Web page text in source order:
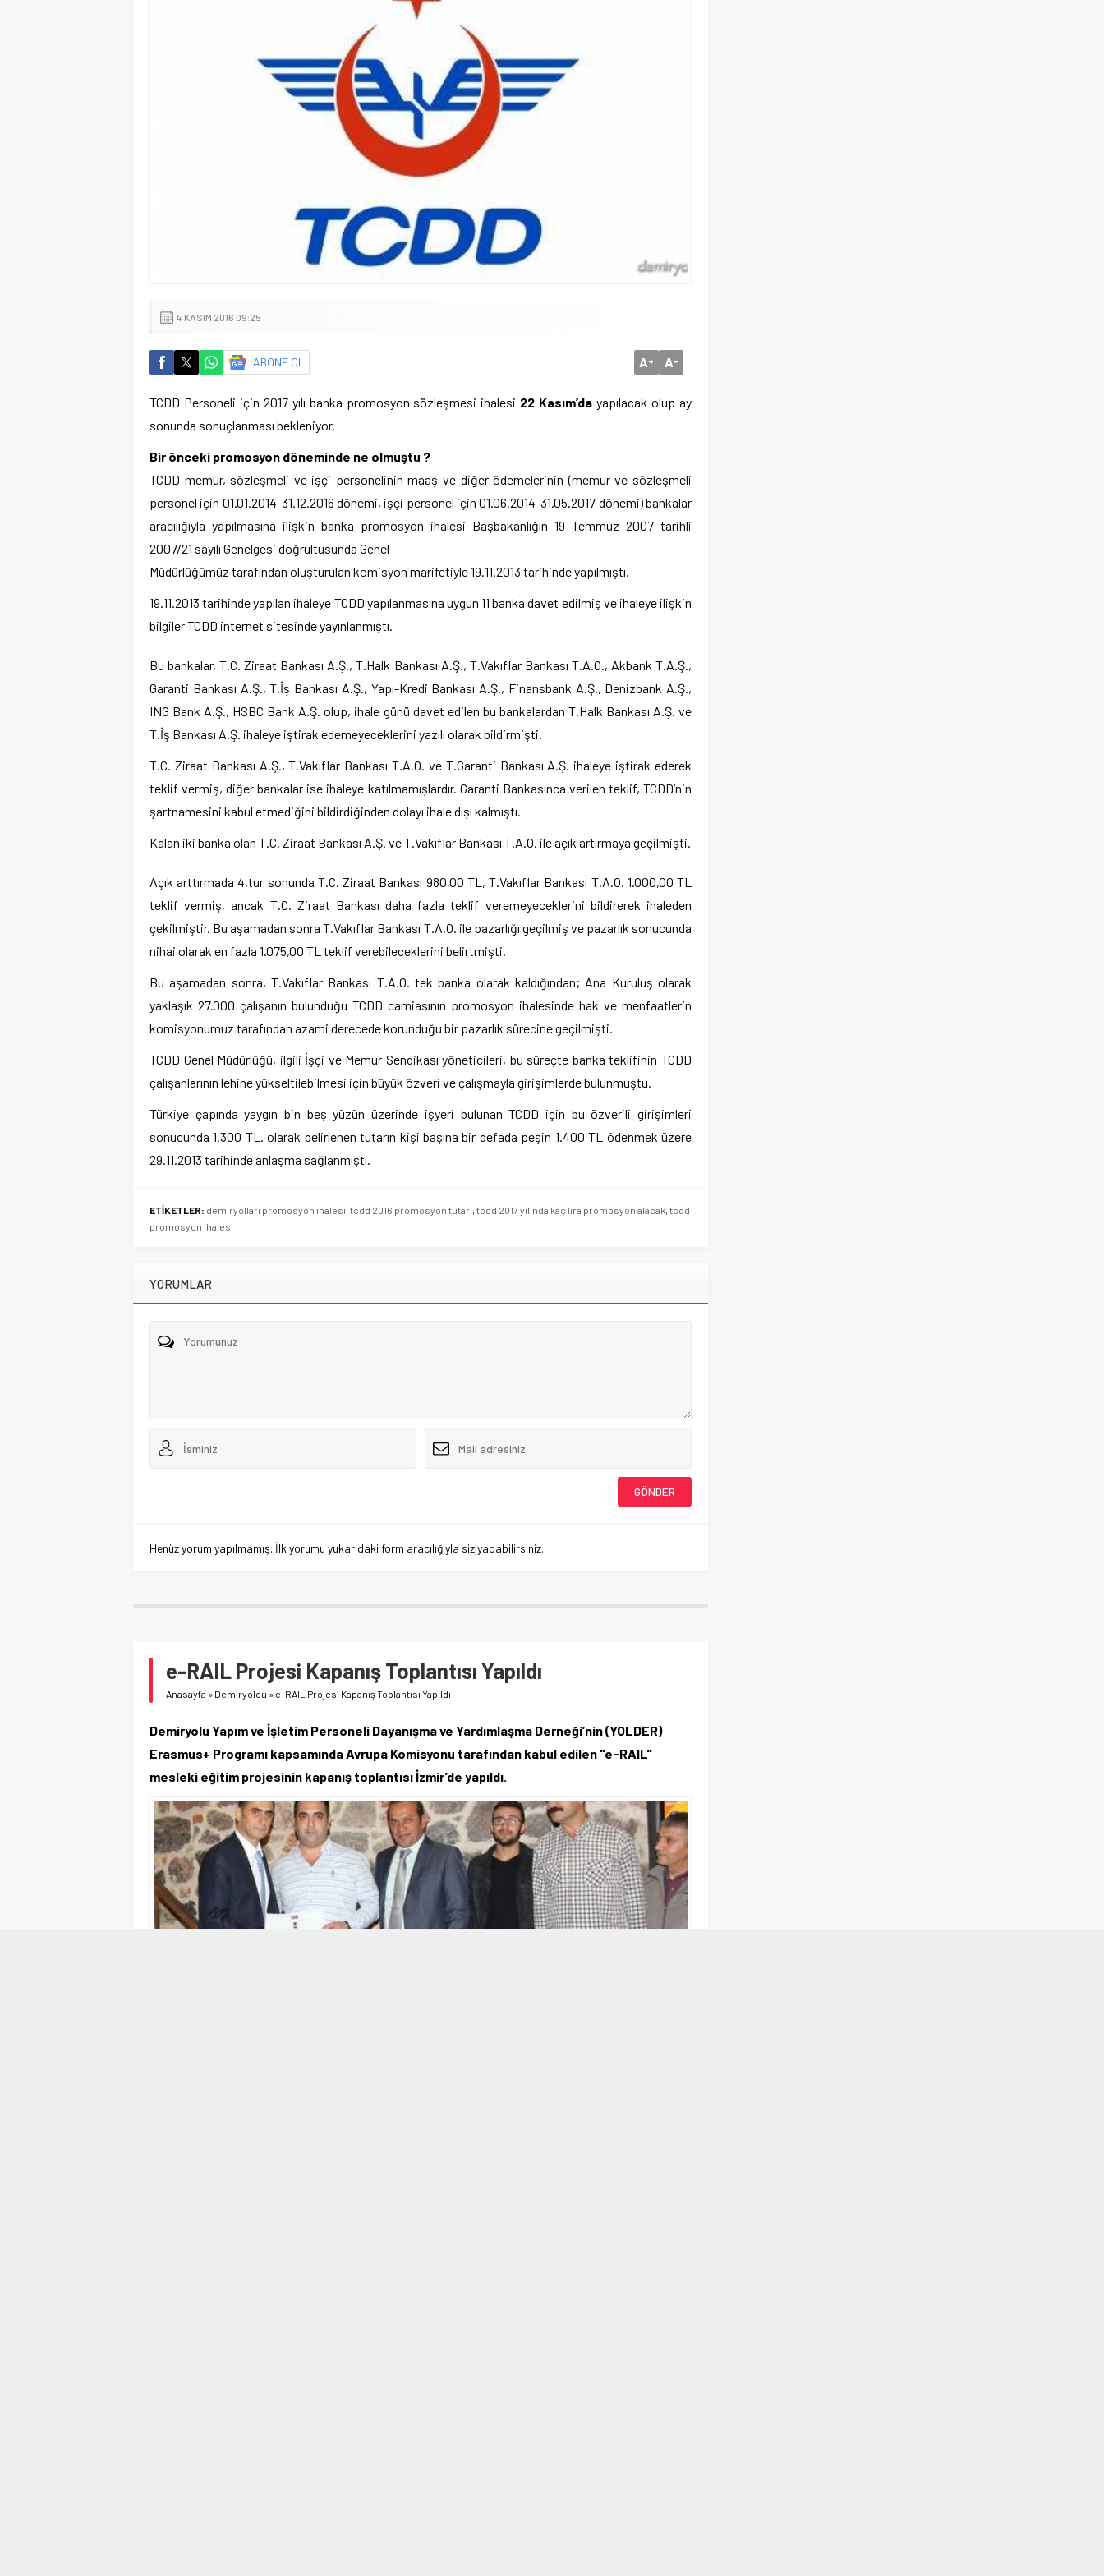
4 KASIM 2016 09:25
ABONE OL A+ A-
TCDD Personeli için 2017 yılı banka promosyon sözleşmesi ihalesi 22 Kasım’da yapılacak olup ay
sonunda sonuçlanması bekleniyor.
Bir önceki promosyon döneminde ne olmuştu ?
TCDD memur, sözleşmeli ve işçi personelinin maaş ve diğer ödemelerinin (memur ve sözleşmeli
personel için 01.01.2014-31.12.2016 dönemi, işçi personel için 01.06.2014-31.05.2017 dönemi) bankalar
aracılığıyla yapılmasına ilişkin banka promosyon ihalesi Başbakanlığın 19 Temmuz 2007 tarihli
2007/21 sayılı Genelgesi doğrultusunda Genel
Müdürlüğümüz tarafından oluşturulan komisyon marifetiyle 19.11.2013 tarihinde yapılmıştı.
19.11.2013 tarihinde yapılan ihaleye TCDD yapılanmasına uygun 11 banka davet edilmiş ve ihaleye ilişkin
bilgiler TCDD internet sitesinde yayınlanmıştı.
Bu bankalar, T.C. Ziraat Bankası A.Ş., T.Halk Bankası A.Ş., T.Vakıflar Bankası T.A.O., Akbank T.A.Ş.,
Garanti Bankası A.Ş., T.İş Bankası A.Ş., Yapı-Kredi Bankası A.Ş., Finansbank A.Ş., Denizbank A.Ş.,
ING Bank A.Ş., HSBC Bank A.Ş. olup, ihale günü davet edilen bu bankalardan T.Halk Bankası A.Ş. ve
T.İş Bankası A.Ş. ihaleye iştirak edemeyeceklerini yazılı olarak bildirmişti.
T.C. Ziraat Bankası A.Ş., T.Vakıflar Bankası T.A.O. ve T.Garanti Bankası A.Ş. ihaleye iştirak ederek
teklif vermiş, diğer bankalar ise ihaleye katılmamışlardır. Garanti Bankasınca verilen teklif, TCDD’nin
şartnamesini kabul etmediğini bildirdiğinden dolayı ihale dışı kalmıştı.
Kalan iki banka olan T.C. Ziraat Bankası A.Ş. ve T.Vakıflar Bankası T.A.O. ile açık artırmaya geçilmişti.
Açık arttırmada 4.tur sonunda T.C. Ziraat Bankası 980,00 TL, T.Vakıflar Bankası T.A.O. 1.000,00 TL
teklif vermiş, ancak T.C. Ziraat Bankası daha fazla teklif veremeyeceklerini bildirerek ihaleden
çekilmiştir. Bu aşamadan sonra T.Vakıflar Bankası T.A.O. ile pazarlığı geçilmiş ve pazarlık sonucunda
nihai olarak en fazla 1.075,00 TL teklif verebileceklerini belirtmişti.
Bu aşamadan sonra, T.Vakıflar Bankası T.A.O. tek banka olarak kaldığından; Ana Kuruluş olarak
yaklaşık 27.000 çalışanın bulunduğu TCDD camiasının promosyon ihalesinde hak ve menfaatlerin
komisyonumuz tarafından azami derecede korunduğu bir pazarlık sürecine geçilmişti.
TCDD Genel Müdürlüğü, ilgili İşçi ve Memur Sendikası yöneticileri, bu süreçte banka teklifinin TCDD
çalışanlarının lehine yükseltilebilmesi için büyük özveri ve çalışmayla girişimlerde bulunmuştu.
Türkiye çapında yaygın bin beş yüzün üzerinde işyeri bulunan TCDD için bu özverili girişimleri
sonucunda 1.300 TL. olarak belirlenen tutarın kişi başına bir defada peşin 1.400 TL ödenmek üzere
29.11.2013 tarihinde anlaşma sağlanmıştı.
ETİKETLER: demiryolları promosyon ihalesi, tcdd 2016 promosyon tutarı, tcdd 2017 yılında kaç lira promosyon alacak, tcdd
promosyon ihalesi
YORUMLAR
Henüz yorum yapılmamış. İlk yorumu yukarıdaki form aracılığıyla siz yapabilirsiniz.
e-RAIL Projesi Kapanış Toplantısı Yapıldı
Anasayfa » Demiryolcu » e-RAIL Projesi Kapanış Toplantısı Yapıldı
Demiryolu Yapım ve İşletim Personeli Dayanışma ve Yardımlaşma Derneği’nin (YOLDER)
Erasmus+ Programı kapsamında Avrupa Komisyonu tarafından kabul edilen "e-RAIL"
mesleki eğitim projesinin kapanış toplantısı İzmir’de yapıldı.